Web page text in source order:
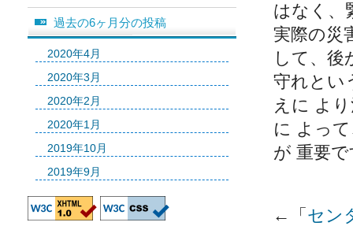
はなく
実際の災
して、後
守れとい
えに よ
に よっ
が 重要
←「 セン
過去の6ヶ月分の投稿
2020年4月
2020年3月
2020年2月
2020年1月
2019年10月
2019年9月